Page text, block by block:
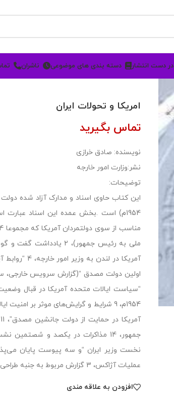
در دست انتشار دسته بندی های موضوعی ناشران
امریکا و تحولات ایران
تماس بگیرید
نویسنده: صادق خرازی
نشر:وزارت امور خارجه
توضیحات:
1954م) است .بخش عمده این اسناد عبارت
جمهور، 14 مذاکرات در یکصد و
عملیات آژاکس، 3 گزارش مربوط به جنبه طراحی نظامی عملیات تی.پی.آژاکس، و سرانجام مطلبی در “نقد نظامی عملیات تی.پی.آژاکس .”
افزودن به علاقه مندی